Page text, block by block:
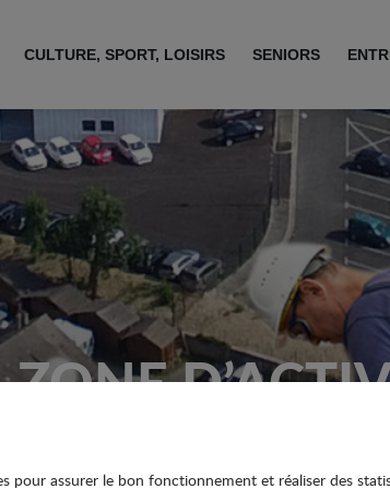
pour assurer le bon fonctionnement et réaliser des
CULTURE, SPORT, LOISIRS SENIORS
ZONE